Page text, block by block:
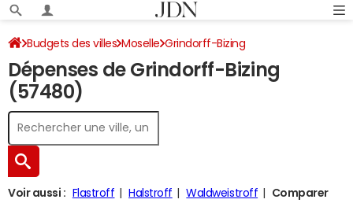
Budgets des villes Moselle Grindorff-Bizing
Dépenses 2024
Dépenses de Grindorff-Bizing
(57480)
Voir aussi : Flastroff Halstroff Waldweistroff
Comparer